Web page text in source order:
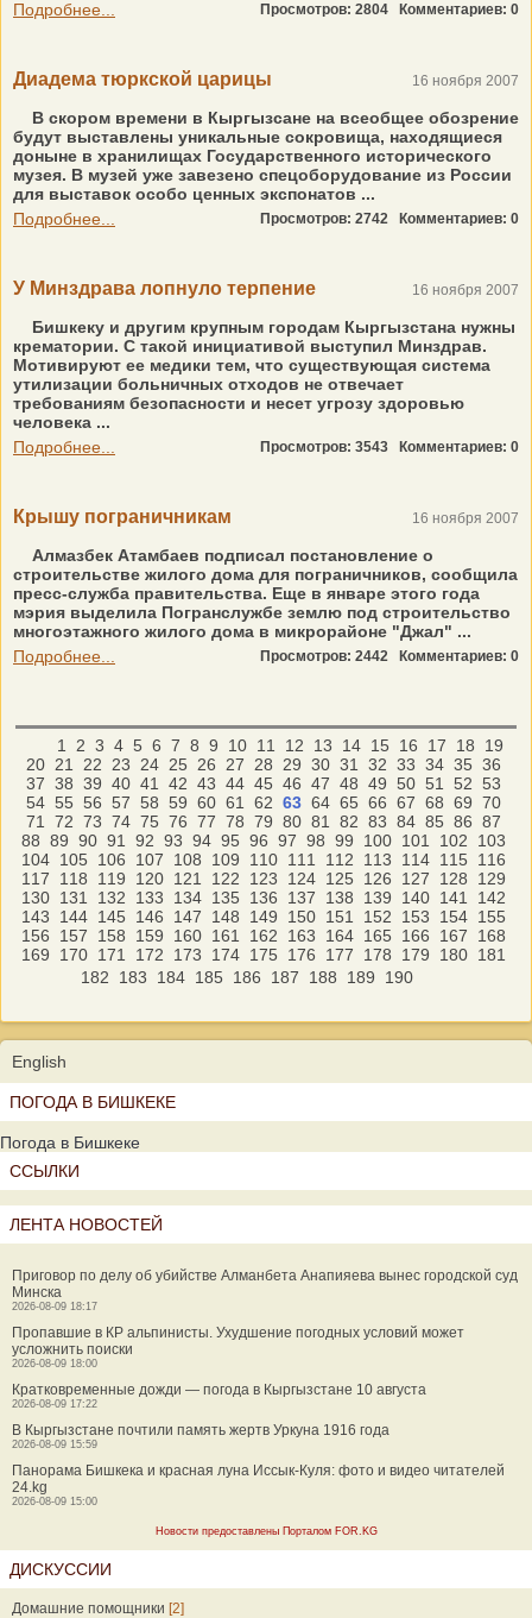
Подробнее...
Просмотров: 2804 Комментариев: 0
Диадема тюркской царицы 16 ноября 2007
В скором времени в Кыргызсане на всеобщее обозрение
будут выставлены уникальные сокровища, находящиеся
доныне в хранилищах Государственного исторического
музея. В музей уже завезено спецоборудование из России
для выставок особо ценных экспонатов ...
Подробнее...
Просмотров: 2742 Комментариев: 0
У Минздрава лопнуло терпение 16 ноября 2007
Бишкеку и другим крупным городам Кыргызстана нужны
крематории. С такой инициативой выступил Минздрав.
Мотивируют ее медики тем, что существующая система
утилизации больничных отходов не отвечает
требованиям безопасности и несет угрозу здоровью
человека ...
Подробнее...
Просмотров: 3543 Комментариев: 0
Крышу пограничникам 16 ноября 2007
Алмазбек Атамбаев подписал постановление о
строительстве жилого дома для пограничников, сообщила
пресс-служба правительства. Еще в январе этого года
мэрия выделила Погранслужбе землю под строительство
многоэтажного жилого дома в микрорайоне "Джал" ...
Подробнее...
Просмотров: 2442 Комментариев: 0
1 2 3 4 5 6 7 8 9 10 11 12 13 14 15 16 17 18
19
20 21 22 23 24 25 26 27 28 29 30 31 32 33 34 35 36
37 38 39 40 41 42 43 44 45 46 47 48 49 50 51 52 53
54 55 56 57 58 59 60 61 62 63 64 65 66 67 68 69 70
71
72 73 74 75 76 77 78 79 80 81 82 83 84 85 86 87
88 89 90 91 92 93 94 95 96 97 98 99 100 101 102
103
104 105 106 107 108 109 110 111 112 113 114 115
116
117
118 119 120 121 122 123 124 125 126 127 128
129
130 131 132 133 134 135 136 137 138 139 140 141
142
143
144 145 146 147 148 149 150 151 152 153 154 155
156
157 158 159 160 161 162 163 164 165 166 167
168
169
170 171 172 173 174 175 176 177 178 179 180 181
182
183 184 185 186 187 188 189 190
English
ПОГОДА В БИШКЕКЕ
Погода в Бишкеке
ССЫЛКИ
ЛЕНТА НОВОСТЕЙ
Приговор по делу об убийстве Алманбета Анапияева вынес городской суд
Минска
2026-08-09 18:17
Пропавшие в КР альпинисты. Ухудшение погодных условий может
усложнить поиски
2026-08-09 18:00
Кратковременные дожди — погода в Кыргызстане 10 августа
2026-08-09 17:22
В Кыргызстане почтили память жертв Уркуна 1916 года
2026-08-09 15:59
Панорама Бишкека и красная луна Иссык-Куля: фото и видео читателей
24.kg
2026-08-09 15:00
Новости предоставлены Порталом FOR.KG
ДИСКУССИИ
Домашние помощники [2]